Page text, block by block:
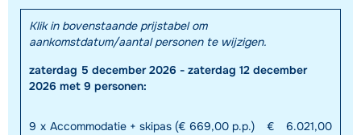
Klik in bovenstaande prijstabel om
aankomstdatum/aantal personen te wijzigen.
zaterdag 5 december 2026 - zaterdag 12 december
2026 met 9 personen:
9 x Accommodatie + skipas (€ 669,00 p.p.) €
6.021,00